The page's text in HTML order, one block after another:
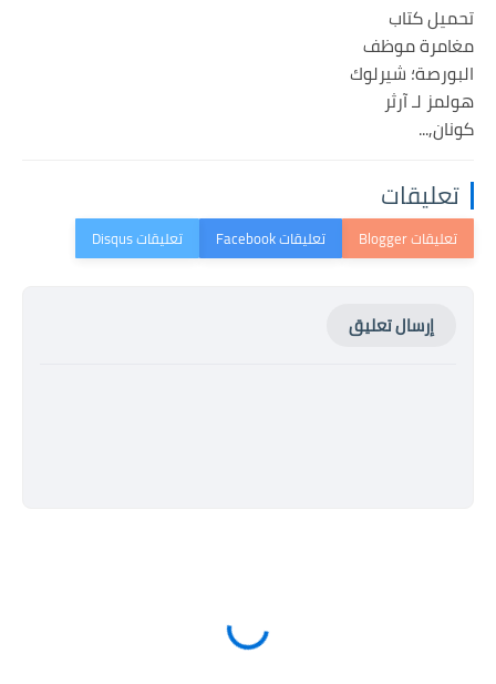
تحميل كتاب
مغامرة موظف
البورصة؛ شيرلوك
هولمز لـ آرثر
كونان,...
تعليقات
إرسال تعليق